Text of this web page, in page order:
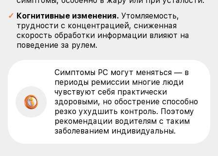
Когнитивные изменения. Утомляемость,
трудности с концентрацией, сниженная
скорость обработки информации влияют на
поведение за рулем.
Симптомы РС могут меняться — в
периоды ремиссии многие люди
чувствуют себя практически
здоровыми, но обострение способно
резко ухудшить контроль. Поэтому
рекомендации водителям с таким
заболеванием индивидуальны.